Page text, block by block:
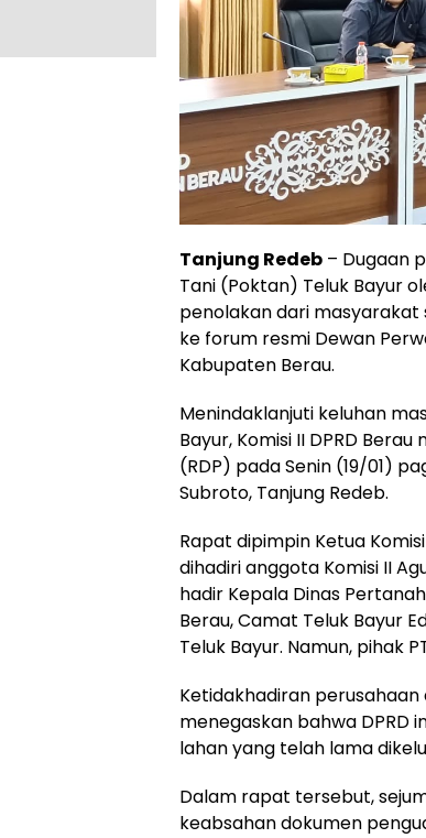
Tanjung Redeb – Dugaan
Tani (Poktan) Teluk Bayur
penolakan dari
ke forum resmi Dewan
Kabupaten Berau.
Menindaklanjuti keluhan
Bayur, Komisi II DPRD
(RDP) pada Senin (19/01)
Subroto, Tanjung Redeb.
Rapat dipimpin Ketua Komisi
dihadiri anggota Komisi II
hadir Kepala Dinas
Berau, Camat Teluk Bayur
Teluk Bayur. Namun, pihak
Ketidakhadiran
menegaskan bahwa DPRD
lahan yang telah lama
Dalam rapat tersebut,
keabsahan dokumen